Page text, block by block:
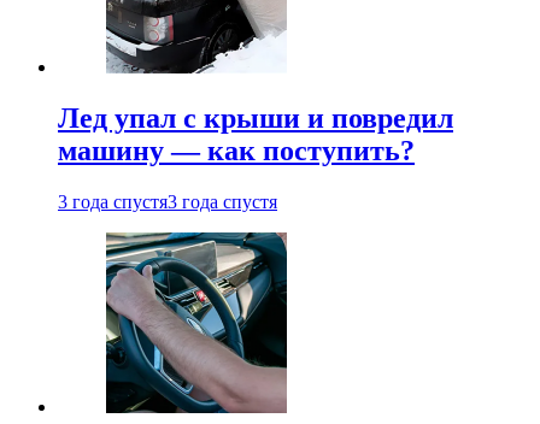
Лед упал с крыши и повредил
машину — как поступить?
3 года спустя3 года спустя